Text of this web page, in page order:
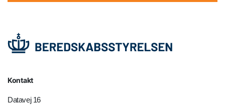
Kontakt
Datavej 16